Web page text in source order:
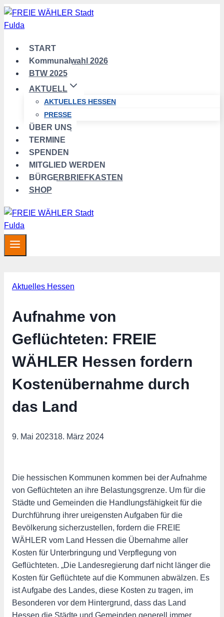
Zum
Inhalt
START
Kommunalwahl 2026
BTW 2025
AKTUELL
AKTUELLES HESSEN
PRESSE
ÜBER UNS
TERMINE
SPENDEN
MITGLIED WERDEN
BÜRGERBRIEFKASTEN
SHOP
Aktuelles Hessen
Aufnahme von
Geflüchteten: FREIE
WÄHLER Hessen fordern
Kostenübernahme durch
das Land
9. Mai 202318. März 2024
Die hessischen Kommunen kommen bei der Aufnahme
von Geflüchteten an ihre Belastungsgrenze. Um für die
Städte und Gemeinden die Handlungsfähigkeit für die
Durchführung ihrer ureigensten Aufgaben für die
Bevölkerung sicherzustellen, fordern die FREIE
WÄHLER vom Land Hessen die Übernahme aller
Kosten für Unterbringung und Verpflegung von
Geflüchteten. „Die Landesregierung darf nicht länger die
Kosten für Geflüchtete auf die Kommunen abwälzen. Es
ist Aufgabe des Landes, diese Kosten zu tragen, im
Besonderen vor dem Hintergrund, dass das Land
Hessen die Städte und Gemeinden generell immer